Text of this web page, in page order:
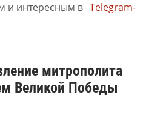
и интересным в Telegram-
митрополита
Великой Победы